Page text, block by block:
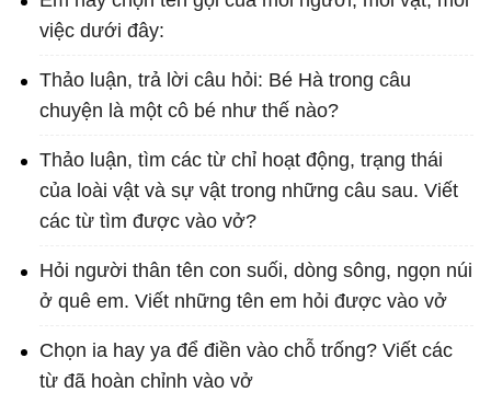
việc dưới đây:
Thảo luận, trả lời câu hỏi: Bé Hà trong câu
chuyện là một cô bé như thế nào?
Thảo luận, tìm các từ chỉ hoạt động, trạng thái
của loài vật và sự vật trong những câu sau. Viết
các từ tìm được vào vở?
Hỏi người thân tên con suối, dòng sông, ngọn núi
ở quê em. Viết những tên em hỏi được vào vở
Chọn ia hay ya để điền vào chỗ trống? Viết các
từ đã hoàn chỉnh vào vở